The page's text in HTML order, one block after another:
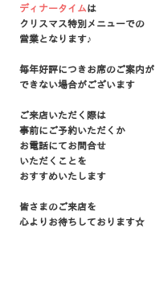
ディナータイムは
クリスマス特別メニューでの
営業となります♪
毎年好評につきお席のご案内が
できない場合がございます
ご来店いただく際は
事前にご予約いただくか
お電話にてお問合せ
いただくことを
おすすめいたします
皆さまのご来店を
心よりお待ちしております☆